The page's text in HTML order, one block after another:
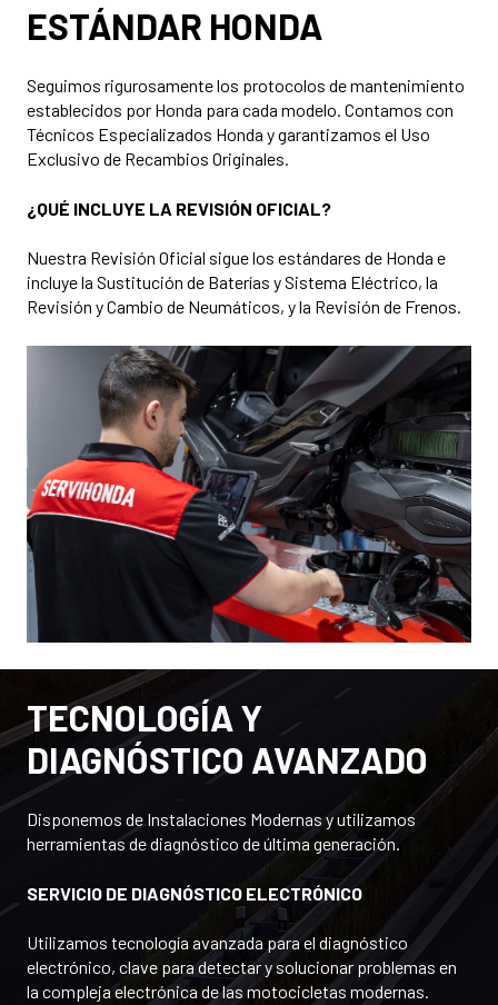
ESTÁNDAR HONDA
Seguimos rigurosamente los protocolos de mantenimiento
establecidos por Honda para cada modelo. Contamos con
Técnicos Especializados Honda y garantizamos el Uso
Exclusivo de Recambios Originales.
¿QUÉ INCLUYE LA REVISIÓN OFICIAL?
Nuestra Revisión Oficial sigue los estándares de Honda e
incluye la Sustitución de Baterías y Sistema Eléctrico, la
Revisión y Cambio de Neumáticos, y la Revisión de Frenos.
TECNOLOGÍA Y
DIAGNÓSTICO AVANZADO
Disponemos de Instalaciones Modernas y utilizamos
herramientas de diagnóstico de última generación.
SERVICIO DE DIAGNÓSTICO ELECTRÓNICO
Utilizamos tecnología avanzada para el diagnóstico
electrónico, clave para detectar y solucionar problemas en
la compleja electrónica de las motocicletas modernas.